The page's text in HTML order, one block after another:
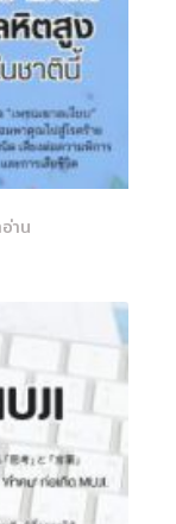
าน